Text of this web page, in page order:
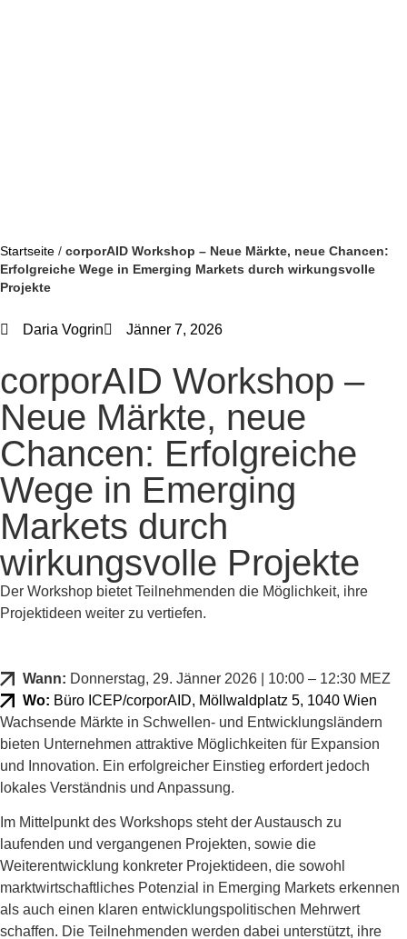
Startseite / corporAID Workshop – Neue Märkte, neue Chancen:
Erfolgreiche Wege in Emerging Markets durch wirkungsvolle
Projekte
Daria Vogrin Jänner 7, 2026
corporAID Workshop –
Neue Märkte, neue
Chancen: Erfolgreiche
Wege in Emerging
Markets durch
wirkungsvolle Projekte
Der Workshop bietet Teilnehmenden die Möglichkeit, ihre
Projektideen weiter zu vertiefen.
Wann: Donnerstag, 29. Jänner 2026 | 10:00 – 12:30 MEZ
Wo: Büro ICEP/corporAID, Möllwaldplatz 5, 1040 Wien
Wachsende Märkte in Schwellen- und Entwicklungsländern
bieten Unternehmen attraktive Möglichkeiten für Expansion
und Innovation. Ein erfolgreicher Einstieg erfordert jedoch
lokales Verständnis und Anpassung.
Im Mittelpunkt des Workshops steht der Austausch zu
laufenden und vergangenen Projekten, sowie die
Weiterentwicklung konkreter Projektideen, die sowohl
marktwirtschaftliches Potenzial in Emerging Markets erkennen
als auch einen klaren entwicklungspolitischen Mehrwert
schaffen. Die Teilnehmenden werden dabei unterstützt, ihre